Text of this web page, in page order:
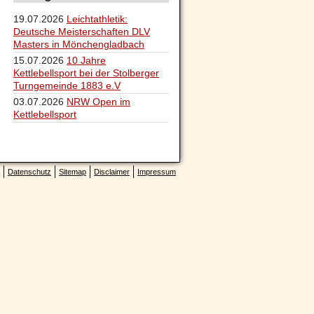
19.07.2026 Leichtathletik:
Deutsche Meisterschaften DLV
Masters in Mönchengladbach
15.07.2026 10 Jahre
Kettlebellsport bei der Stolberger
Turngemeinde 1883 e.V
03.07.2026 NRW Open im
Kettlebellsport
Impressum
Disclaimer
Sitemap
Datenschutz